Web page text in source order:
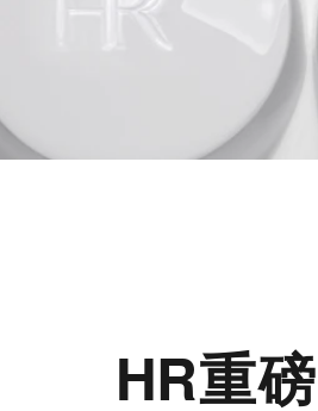
HR重